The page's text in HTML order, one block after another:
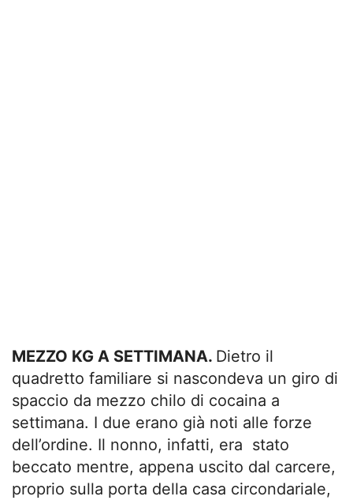
MEZZO KG A SETTIMANA. Dietro il
quadretto familiare si nascondeva un giro di
spaccio da mezzo chilo di cocaina a
settimana. I due erano già noti alle forze
dell’ordine. Il nonno, infatti, era stato
beccato mentre, appena uscito dal carcere,
proprio sulla porta della casa circondariale,